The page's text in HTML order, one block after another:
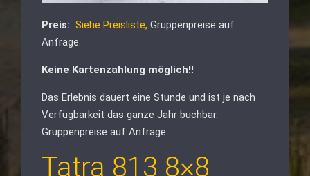
Preis: Siehe Preisliste, Gruppenpreise auf
Anfrage.
Keine Kartenzahlung möglich!!
Das Erlebnis dauert eine Stunde und ist je nach
Verfügbarkeit das ganze Jahr buchbar.
Gruppenpreise auf Anfrage.
Tatra 813 8×8